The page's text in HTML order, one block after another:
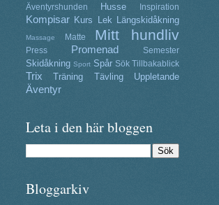
Äventyrshunden
Husse Inspiration
Kompisar Kurs Lek Längskidåkning
Massage Matte Mitt hundliv
Press Promenad Semester
Skidåkning Sport Spår Sök Tillbakablick
Trix Träning Tävling Uppletande
Äventyr
Leta i den här bloggen
Bloggarkiv